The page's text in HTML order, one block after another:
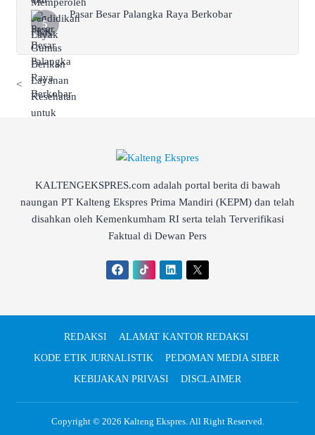
Pasar Besar Palangka Raya Berkobar
<
KALTENGEKSPRES.com adalah portal berita di bawah
naungan PT Kalteng Ekspres Prima Mandiri (KEPM) dan telah
disahkan oleh Kemenkumham RI serta telah Terverifikasi
Faktual di Dewan Pers
REDAKSI
ALAMAT KANTOR REDAKSI
KODE ETIK JURNALISTIK
PEDOMAN MEDIA SIBER
KEBIJAKAN PRIVASI
DISCLAIMER
Copyright © 2026 Kalteng Ekspres. All Right Reserved.